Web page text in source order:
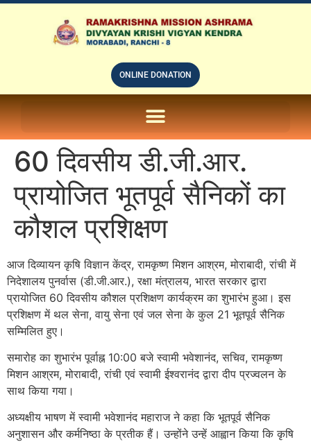
ONLINE DONATION
60 दिवसीय डी.जी.आर.
प्रायोजित भूतपूर्व सैनिकों का
कौशल प्रशिक्षण
आज दिव्यायन कृषि विज्ञान केंद्र, रामकृष्ण मिशन आश्रम, मोराबादी, रांची में
निदेशालय पुनर्वास (डी.जी.आर.), रक्षा मंत्रालय, भारत सरकार द्वारा
प्रायोजित 60 दिवसीय कौशल प्रशिक्षण कार्यक्रम का शुभारंभ हुआ। इस
प्रशिक्षण में थल सेना, वायु सेना एवं जल सेना के कुल 21 भूतपूर्व सैनिक
सम्मिलित हुए।
समारोह का शुभारंभ पूर्वाह्न 10:00 बजे स्वामी भवेशानंद, सचिव, रामकृष्ण
मिशन आश्रम, मोराबादी, रांची एवं स्वामी ईश्वरानंद द्वारा दीप प्रज्वलन के
साथ किया गया।
अध्यक्षीय भाषण में स्वामी भवेशानंद महाराज ने कहा कि भूतपूर्व सैनिक
अनुशासन और कर्मनिष्ठा के प्रतीक हैं। उन्होंने उन्हें आह्वान किया कि कृषि